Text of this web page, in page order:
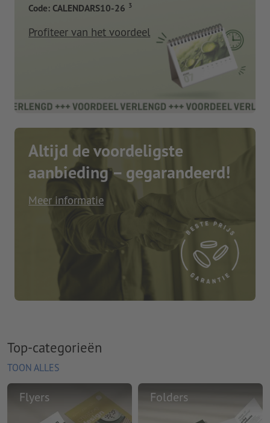
Code: CALENDARS10-26 3
Profiteer van het voordeel
Altijd de voordeligste
aanbieding – gegarandeerd!
Meer informatie
Top-categorieën
TOON ALLES
Flyers Folders